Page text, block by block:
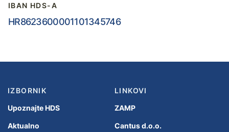
IBAN HDS-A
HR8623600001101345746
IZBORNIK
Upoznajte HDS
Aktualno
LINKOVI
ZAMP
Cantus d.o.o.